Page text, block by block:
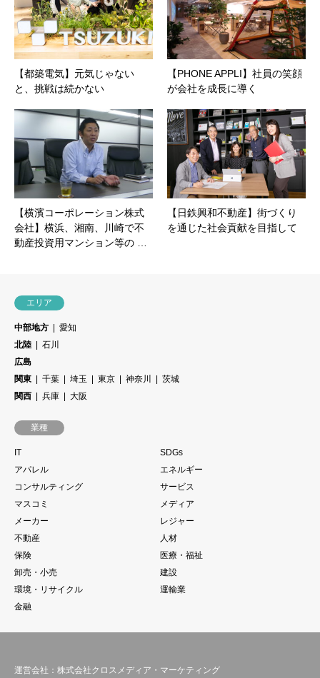
【都築電気】元気じゃない
と、挑戦は続かない
【PHONE APPLI】社員の笑顔
が会社を成長に導く
【横濱コーポレーション株式
会社】横浜、湘南、川崎で不
動産投資用マンション等の …
【日鉄興和不動産】街づくり
を通じた社会貢献を目指して
エリア
中部地方
愛知
北陸
石川
広島
関東
千葉 埼玉 東京 神奈川
茨城
関西
兵庫 大阪
業種
IT
SDGs
アパレル
エネルギー
コンサルティング
サービス
マスコミ
メディア
メーカー
レジャー
不動産
人材
保険
医療・福祉
卸売・小売
建設
環境・リサイクル
運輸業
金融
運営会社：株式会社クロスメディア・マーケティング